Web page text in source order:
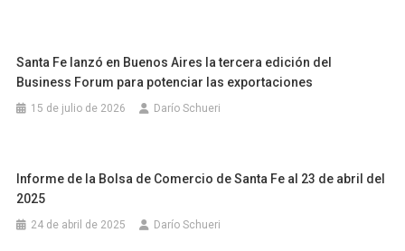
Santa Fe lanzó en Buenos Aires la tercera edición del
Business Forum para potenciar las exportaciones
15 de julio de 2026 Darío Schueri
Informe de la Bolsa de Comercio de Santa Fe al 23 de abril del
2025
24 de abril de 2025 Darío Schueri